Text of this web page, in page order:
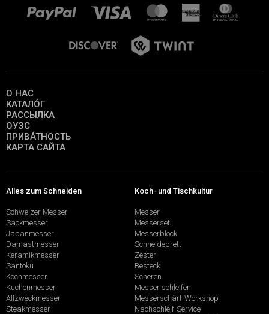
О НАС
КАТАЛО́Г
РАССЫЛКА
ОУЗС
ПРИВА́ТНОСТЬ
КАРТА САЙТА
Alles zum Schneiden
Schweizer Messer
Sackmesser
Japanmesser
Damastmesser
Keramikmesser
Santoku
Kochmesser
Küchenmesser
Allzweckmesser
Steakmesser
Koch- und Tischkultur
Messer
Messerset
Messerblock
Schneidebrett
Zester
Besteck
Scheren
Messer schleifen
Messerschärf-Workshop
Nachschleif-Service